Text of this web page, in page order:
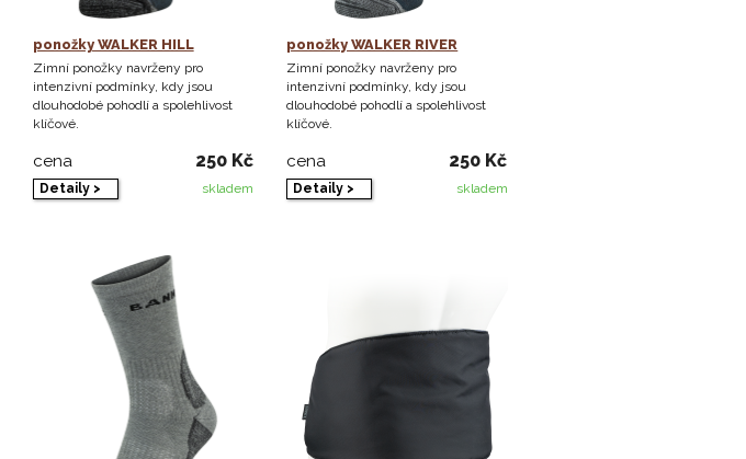
ponožky WALKER HILL
Zimní ponožky navrženy pro
intenzivní podmínky, kdy jsou
dlouhodobé pohodlí a spolehlivost
klíčové.
cena 250 Kč
Detaily > skladem
ponožky WALKER RIVER
Zimní ponožky navrženy pro
intenzivní podmínky, kdy jsou
dlouhodobé pohodlí a spolehlivost
klíčové.
cena 250 Kč
Detaily > skladem